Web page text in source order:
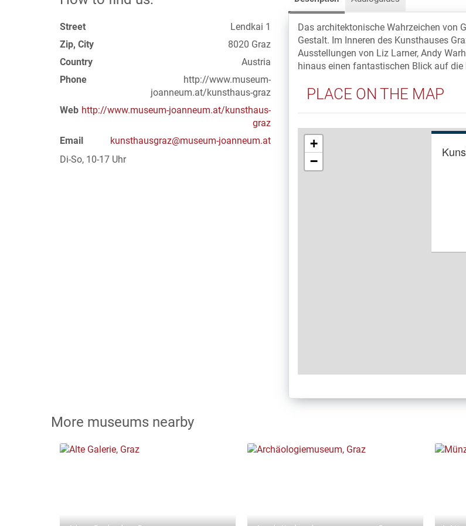
Street
Lendkai 1
Zip, City
8020 Graz
Country
Austria
Phone
http://www.museum-
joanneum.at/kunsthaus-graz
Web http://www.museum-joanneum.at/kunsthaus-
graz
Email
kunsthausgraz@museum-joanneum.at
Di-So, 10-17 Uhr
Das architektonische Wahrzeichen von
Gestalt. Im Inneren des Kunsthauses
Ausstellungen von Liz Larner, Andy
hinaus einen fantastischen Blick auf
PLACE ON THE MAP
+
−
More museums nearby